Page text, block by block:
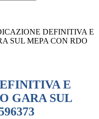
DEFINITIVA E
SUL MEPA CON RDO
E
GARA SUL